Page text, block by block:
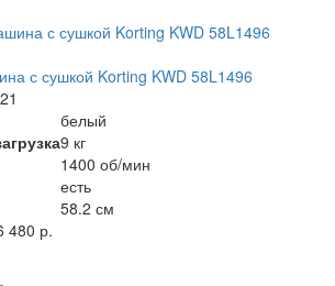
с сушкой Korting KWD 58L1496
белый
9 кг
1400 об/мин
есть
58.2 см
480 р.